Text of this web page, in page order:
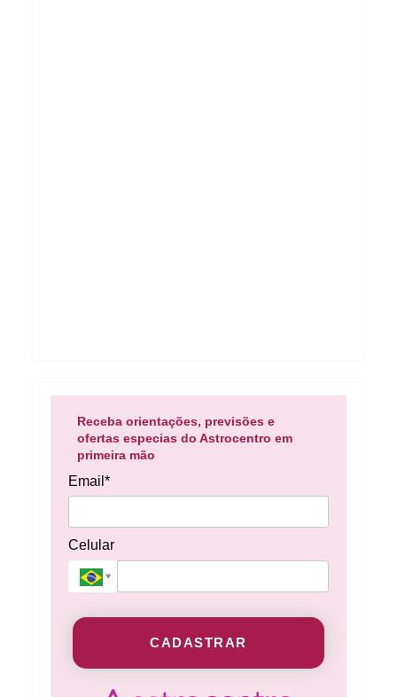
Receba orientações, previsões e
ofertas especias do Astrocentro em
primeira mão
Email*
Celular
CADASTRAR